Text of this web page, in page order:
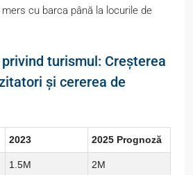
cu barca până la locurile de
turismul: Creșterea
și cererea de
2023 2025 Prognoză
1.5M 2M